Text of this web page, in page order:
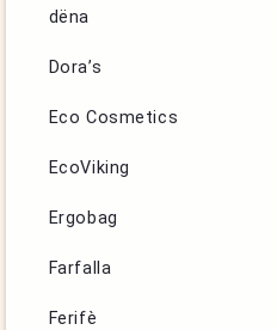
dëna
Dora’s
Eco Cosmetics
EcoViking
Ergobag
Farfalla
Ferifè